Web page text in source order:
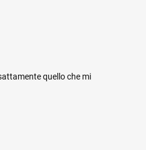
quello che mi